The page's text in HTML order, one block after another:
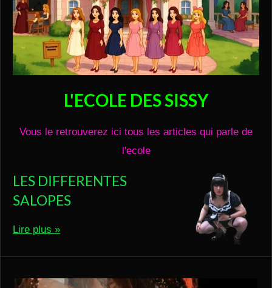
L'ECOLE DES SISSY
Vous le retrouverez ici tous les articles qui parle de
l'ecole
LES DIFFERENTES
SALOPES
Lire plus »